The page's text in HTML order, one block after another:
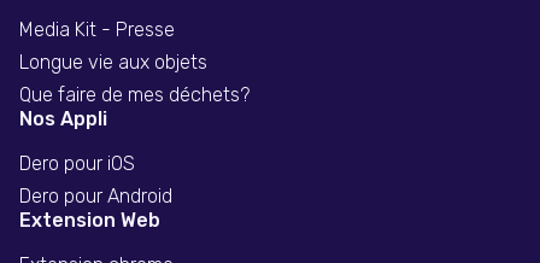
Media Kit - Presse
Longue vie aux objets
Que faire de mes déchets?
Nos Appli
Dero pour iOS
Dero pour Android
Extension Web